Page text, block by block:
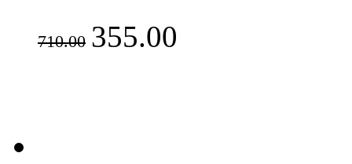
710.00 355.00